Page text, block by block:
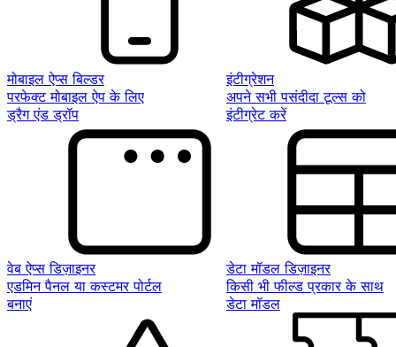
मोबाइल ऐप्स बिल्डर
परफेक्ट मोबाइल ऐप के लिए
ड्रैग एंड ड्रॉप
इंटीग्रेशन
अपने सभी पसंदीदा टूल्स को
इंटीग्रेट करें
वेब ऐप्स डिज़ाइनर
एडमिन पैनल या कस्टमर पोर्टल
बनाएं
डेटा मॉडल डिज़ाइनर
किसी भी फील्ड प्रकार के साथ
डेटा मॉडल